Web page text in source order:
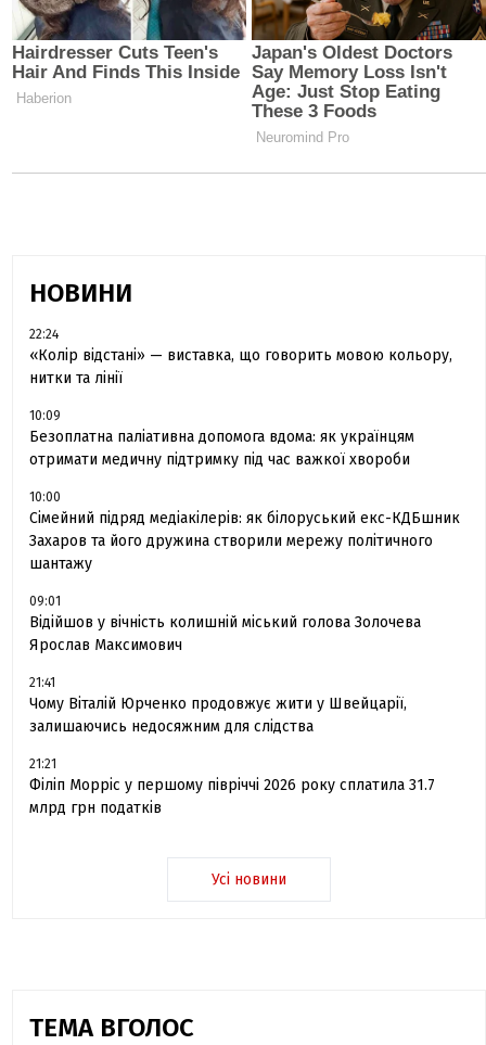
НОВИНИ
22:24
«Колір відстані» — виставка, що говорить мовою кольору,
нитки та лінії
10:09
Безоплатна паліативна допомога вдома: як українцям
отримати медичну підтримку під час важкої хвороби
10:00
Сімейний підряд медіакілерів: як білоруський екс-КДБшник
Захаров та його дружина створили мережу політичного
шантажу
09:01
Відійшов у вічність колишній міський голова Золочева
Ярослав Максимович
21:41
Чому Віталій Юрченко продовжує жити у Швейцарії,
залишаючись недосяжним для слідства
21:21
Філіп Морріс у першому півріччі 2026 року сплатила 31.7
млрд грн податків
Усі новини
ТЕМА ВГОЛОС